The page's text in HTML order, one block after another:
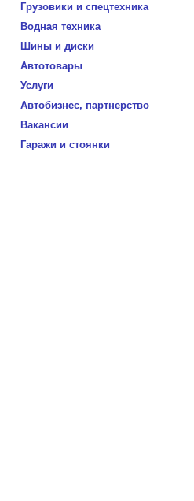
Грузовики и спецтехника
Водная техника
Шины и диски
Автотовары
Услуги
Автобизнес, партнерство
Вакансии
Гаражи и стоянки